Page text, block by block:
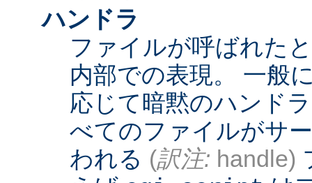
ハンドラ
ファイルが呼ばれた
内部での表現。 一般
応じて暗黙のハンド
べてのファイルがサ
われる (訳注: handle)